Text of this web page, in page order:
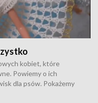
kobiet, które
Powiemy o ich
dla psów. Pokażemy